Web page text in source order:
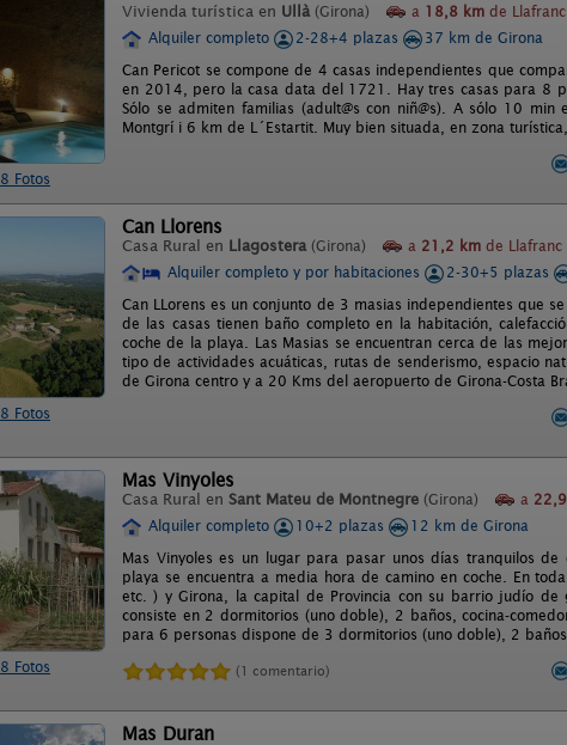
8 Fotos
Vivienda turística en Ullà (Girona) a 18,8 km de
Alquiler completo
2-28+4 plazas
37 km de Girona
Can Pericot se compone de 4 casas independientes que
en 2014, pero la casa data del 1721. Hay tres casas para 8
Sólo se admiten familias (adult@s con niñ@s). A sólo 10
Montgrí i 6 km de L´Estartit. Muy bien situada, en zona
8 Fotos
Can Llorens
Casa Rural en Llagostera (Girona) a 21,2 km de Llafranc
Alquiler completo y por habitaciones
2-30+5 plazas
Can LLorens es un conjunto de 3 masias independientes que
de las casas tienen baño completo en la habitación,
coche de la playa. Las Masias se encuentran cerca de las
tipo de actividades acuáticas, rutas de senderismo, espacio
de Girona centro y a 20 Kms del aeropuerto de Girona-Costa
8 Fotos
Mas Vinyoles
Casa Rural en Sant Mateu de Montnegre (Girona) a
Alquiler completo
10+2 plazas
12 km de Girona
Mas Vinyoles es un lugar para pasar unos días tranquilos
playa se encuentra a media hora de camino en coche. En
etc. ) y Girona, la capital de Provincia con su barrio judío
consiste en 2 dormitorios (uno doble), 2 baños, cocina-
para 6 personas dispone de 3 dormitorios (uno doble), 2
(1 comentario)
Mas Duran